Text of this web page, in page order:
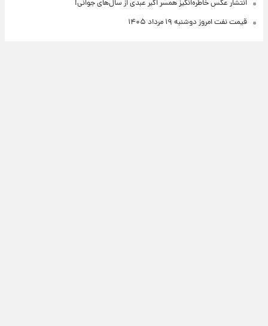
انتشار عکس خاطره‌انگیز همسر اکبر عبدی از سال‌های جوانی!
قیمت نفت امروز دوشنبه ۱۹ مرداد ۱۴۰۵